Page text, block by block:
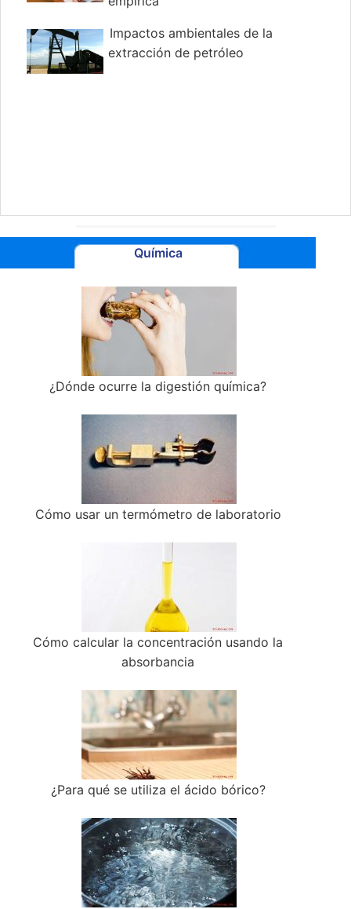
Impactos ambientales de la
extracción de petróleo
Química
¿Dónde ocurre la digestión química?
Cómo usar un termómetro de laboratorio
Cómo calcular la concentración usando la
absorbancia
¿Para qué se utiliza el ácido bórico?